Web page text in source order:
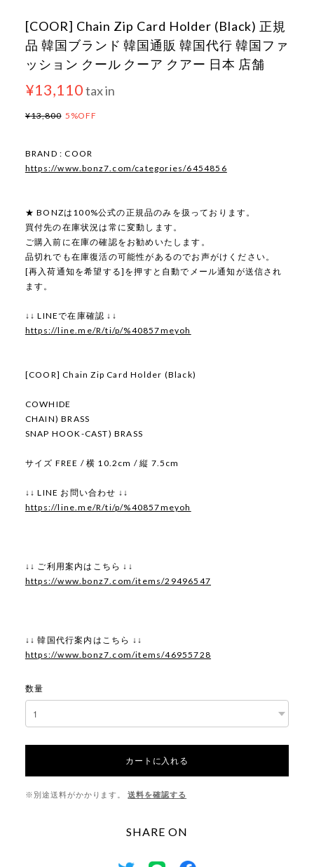
[COOR] Chain Zip Card Holder (Black) 正規
品 韓国ブランド 韓国通販 韓国代行 韓国ファ
ッション クール クーア クアー 日本 店舗
¥13,110tax in
¥13,800 5%OFF
BRAND : COOR
https://www.bonz7.com/categories/6454856
★ BONZは100%公式の正規品のみを扱っております。
買付先の在庫状況は常に変動します。
ご購入前に在庫の確認をお勧めいたします。
品切れでも在庫復活の可能性があるのでお声がけください。
[再入荷通知を希望する]を押すと自動でメール通知が送信され
ます。
↓↓ LINEで在庫確認 ↓↓
https://line.me/R/ti/p/%40857meyoh
[COOR] Chain Zip Card Holder (Black)
COWHIDE
CHAIN) BRASS
SNAP HOOK-CAST) BRASS
サイズ FREE / 横 10.2cm / 縦 7.5cm
↓↓ LINE お問い合わせ ↓↓
https://line.me/R/ti/p/%40857meyoh
↓↓ ご利用案内はこちら ↓↓
https://www.bonz7.com/items/29496547
↓↓ 韓国代行案内はこちら ↓↓
https://www.bonz7.com/items/46955728
数量
カートに入れる
※別途送料がかかります。 送料を確認する
SHARE ON